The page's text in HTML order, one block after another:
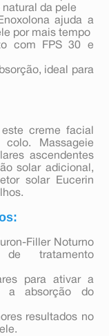
da pele
ajuda a
por mais tempo
com FPS 30 e
ideal para
creme facial
Massageie
ascendentes
solar adicional,
solar Eucerin
Filler Noturno
tratamento
para ativar a
a absorção do
resultados no